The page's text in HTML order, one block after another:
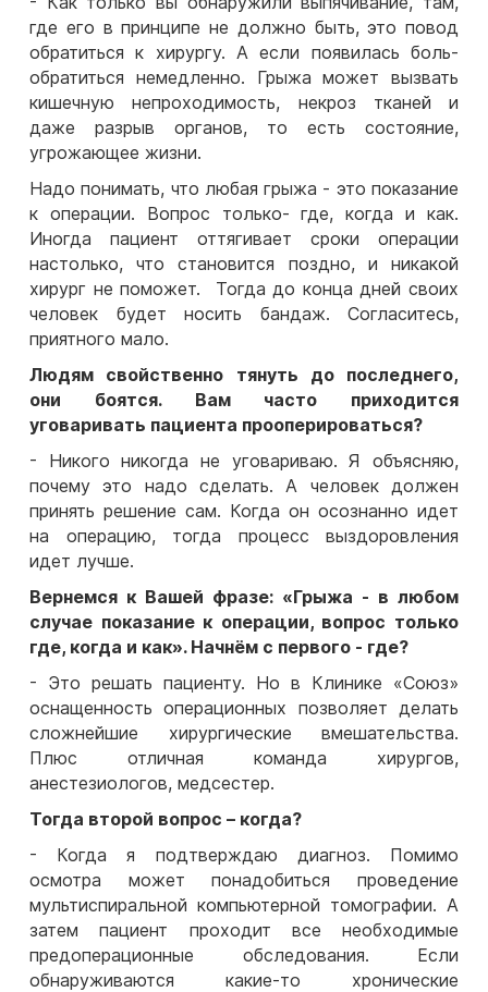
где его в принципе не должно быть, это повод
обратиться к хирургу. А если появилась боль-
обратиться немедленно. Грыжа может вызвать
кишечную непроходимость, некроз тканей и
даже разрыв органов, то есть состояние,
угрожающее жизни.
Надо понимать, что любая грыжа - это показание
к операции. Вопрос только- где, когда и как.
Иногда пациент оттягивает сроки операции
настолько, что становится поздно, и никакой
хирург не поможет. Тогда до конца дней своих
человек будет носить бандаж. Согласитесь,
приятного мало.
Людям свойственно тянуть до последнего,
они боятся. Вам часто приходится
уговаривать пациента прооперироваться?
- Никого никогда не уговариваю. Я объясняю,
почему это надо сделать. А человек должен
принять решение сам. Когда он осознанно идет
на операцию, тогда процесс выздоровления
идет лучше.
Вернемся к Вашей фразе: «Грыжа - в любом
случае показание к операции, вопрос только
где, когда и как». Начнём с первого - где?
- Это решать пациенту. Но в Клинике «Союз»
оснащенность операционных позволяет делать
сложнейшие хирургические вмешательства.
Плюс отличная команда хирургов,
анестезиологов, медсестер.
Тогда второй вопрос – когда?
- Когда я подтверждаю диагноз. Помимо
осмотра может понадобиться проведение
мультиспиральной компьютерной томографии. А
затем пациент проходит все необходимые
предоперационные обследования. Если
обнаруживаются какие-то хронические